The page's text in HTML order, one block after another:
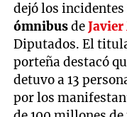
dejó los
ómnibusde
Diputados. El
porteña destacó
detuvo a 13
por los